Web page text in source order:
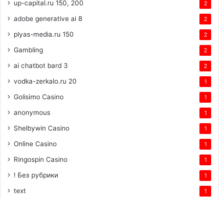
up-capital.ru 150, 200 2
adobe generative ai 8 2
plyas-media.ru 150 2
Gambling 2
ai chatbot bard 3 2
vodka-zerkalo.ru 20 1
Golisimo Casino 1
anonymous 1
Shelbywin Casino 1
Online Casino 1
Ringospin Casino 1
! Без рубрики 1
text 1